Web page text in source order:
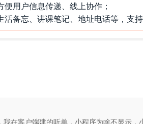
用户信息传递、线上协作；
备忘、讲课笔记、地址电话等，支持
在客户端建的听单，小程序为啥不显示，